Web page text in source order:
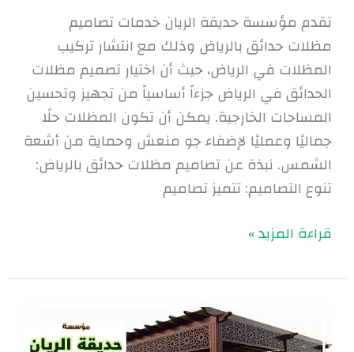
تقدم مؤسسة حديقة الريان خدمات تصاميم
مظلات حدائق بالرياض وذلك مع انتشار تركيب
المظلات في الرياض، حيث أن اختيار تصميم مظلات
الحدائق في الرياض جزءاً أساسياً من تجهيز وتحسين
المساحات الخارجية. يمكن أن تكون المظلات حلًا
جماليًا وعمليًا لإضفاء جو منعش وحماية من أشعة
الشمس. نبذة عن تصاميم مظلات حدائق بالرياض:
تنوع التصاميم: تتميز تصاميم
قراءة المزيد »
تركيب